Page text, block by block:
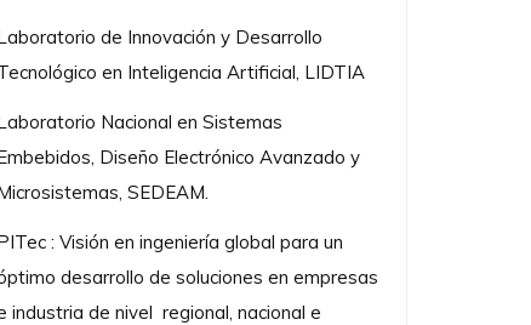
de Innovación y Desarrollo
en Inteligencia Artificial, LIDTIA
Nacional en Sistemas
Diseño Electrónico Avanzado y
SEDEAM.
: Visión en ingeniería global para un
desarrollo de soluciones en empresas
industria de nivel regional, nacional e